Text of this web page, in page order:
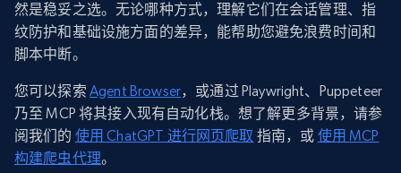
然是稳妥之选。无论哪种方式，理解它们在会话管理、指
纹防护和基础设施方面的差异，能帮助您避免浪费时间和
脚本中断。
您可以探索 Agent Browser，或通过 Playwright、Puppeteer
乃至 MCP 将其接入现有自动化栈。想了解更多背景，请参
阅我们的 使用 ChatGPT 进行网页爬取 指南，或 使用 MCP
构建爬虫代理。